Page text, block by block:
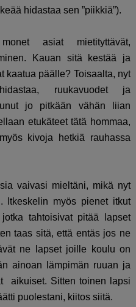
hidastaa sen ”piikkiä”).
asiat mietityttävät,
Kauan sitä kestää ja
kaatua päälle? Toisaalta, nyt
ruukavuodet ja
jo pitkään vähän liian
etukäteet tätä hommaa,
kivoja hetkiä rauhassa
vaivasi mieltäni, mikä nyt
Itkeskelin myös pienet itkut
tahtoisivat pitää lapset
taas sitä, että entäs jos ne
ne lapset joille koulu on
ainoan lämpimän ruuan ja
aikuiset. Sitten toinen lapsi
puolestani, kiitos siitä.